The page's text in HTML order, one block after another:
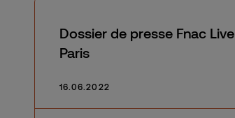
Dossier de presse Fnac Live
Paris
16.06.2022